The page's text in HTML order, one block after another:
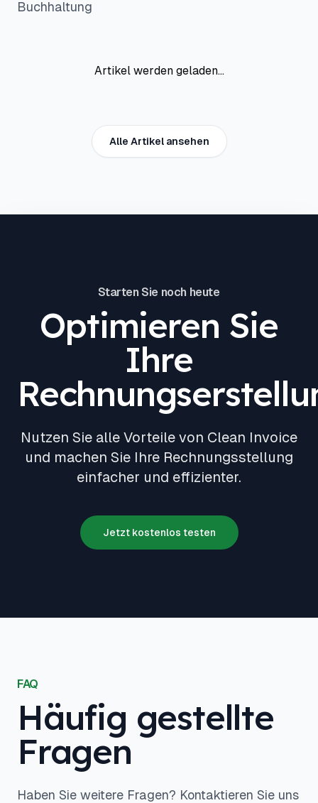
Buchhaltung
Artikel werden geladen...
Alle Artikel ansehen
Starten Sie noch heute
Optimieren Sie
Ihre
Nutzen Sie alle Vorteile von Clean Invoice
und machen Sie Ihre Rechnungsstellung
einfacher und effizienter.
Jetzt kostenlos testen
FAQ
Häufig gestellte
Fragen
Haben Sie weitere Fragen? Kontaktieren Sie uns